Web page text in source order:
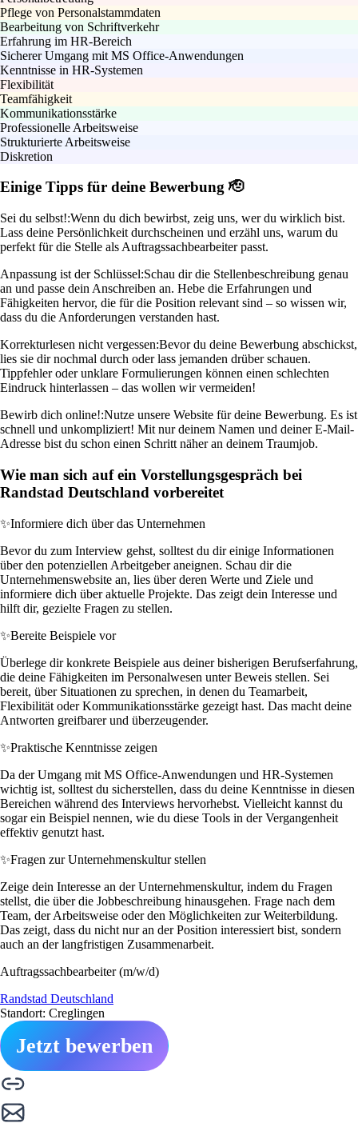
Pflege von Personalstammdaten
Bearbeitung von Schriftverkehr
Erfahrung im HR-Bereich
Sicherer Umgang mit MS Office-Anwendungen
Kenntnisse in HR-Systemen
Flexibilität
Teamfähigkeit
Kommunikationsstärke
Professionelle Arbeitsweise
Strukturierte Arbeitsweise
Diskretion
Einige Tipps für deine Bewerbung 🫡
Sei du selbst!:Wenn du dich bewirbst, zeig uns, wer du wirklich bist.
Lass deine Persönlichkeit durchscheinen und erzähl uns, warum du
perfekt für die Stelle als Auftragssachbearbeiter passt.
Anpassung ist der Schlüssel:Schau dir die Stellenbeschreibung genau
an und passe dein Anschreiben an. Hebe die Erfahrungen und
Fähigkeiten hervor, die für die Position relevant sind – so wissen wir,
dass du die Anforderungen verstanden hast.
Korrekturlesen nicht vergessen:Bevor du deine Bewerbung abschickst,
lies sie dir nochmal durch oder lass jemanden drüber schauen.
Tippfehler oder unklare Formulierungen können einen schlechten
Eindruck hinterlassen – das wollen wir vermeiden!
Bewirb dich online!:Nutze unsere Website für deine Bewerbung. Es ist
schnell und unkompliziert! Mit nur deinem Namen und deiner E-Mail-
Adresse bist du schon einen Schritt näher an deinem Traumjob.
Wie man sich auf ein Vorstellungsgespräch bei
Randstad Deutschland vorbereitet
✨Informiere dich über das Unternehmen
Bevor du zum Interview gehst, solltest du dir einige Informationen
über den potenziellen Arbeitgeber aneignen. Schau dir die
Unternehmenswebsite an, lies über deren Werte und Ziele und
informiere dich über aktuelle Projekte. Das zeigt dein Interesse und
hilft dir, gezielte Fragen zu stellen.
✨Bereite Beispiele vor
Überlege dir konkrete Beispiele aus deiner bisherigen Berufserfahrung,
die deine Fähigkeiten im Personalwesen unter Beweis stellen. Sei
bereit, über Situationen zu sprechen, in denen du Teamarbeit,
Flexibilität oder Kommunikationsstärke gezeigt hast. Das macht deine
Antworten greifbarer und überzeugender.
✨Praktische Kenntnisse zeigen
Da der Umgang mit MS Office-Anwendungen und HR-Systemen
wichtig ist, solltest du sicherstellen, dass du deine Kenntnisse in diesen
Bereichen während des Interviews hervorhebst. Vielleicht kannst du
sogar ein Beispiel nennen, wie du diese Tools in der Vergangenheit
effektiv genutzt hast.
✨Fragen zur Unternehmenskultur stellen
Zeige dein Interesse an der Unternehmenskultur, indem du Fragen
stellst, die über die Jobbeschreibung hinausgehen. Frage nach dem
Team, der Arbeitsweise oder den Möglichkeiten zur Weiterbildung.
Das zeigt, dass du nicht nur an der Position interessiert bist, sondern
auch an der langfristigen Zusammenarbeit.
Auftragssachbearbeiter (m/w/d)
Randstad Deutschland
Standort: Creglingen
Jetzt bewerben